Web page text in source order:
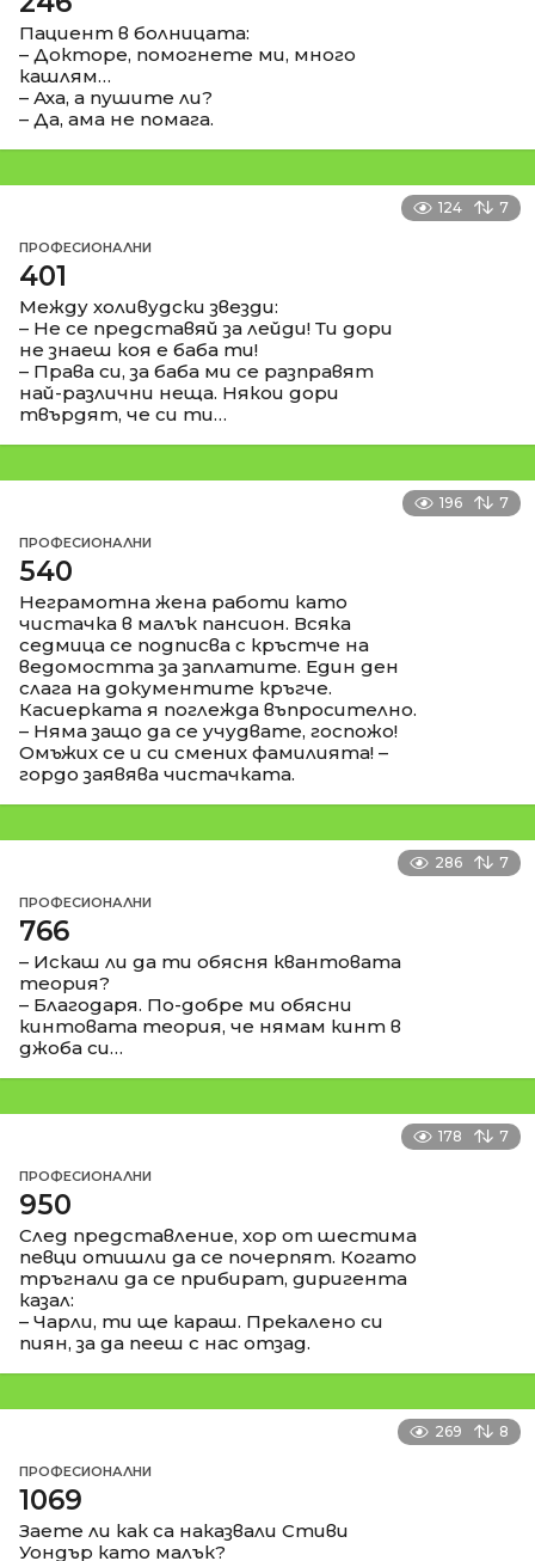
Пациент в болницата:
– Докторе, помогнете ми, много
кашлям…
– Аха, а пушите ли?
– Да, ама не помага.
124 7
ПРОФЕСИОНАЛНИ
401
Между холивудски звезди:
– Не се представяй за лейди! Ти дори
не знаеш коя е баба ти!
– Права си, за баба ми се разправят
най-различни неща. Някои дори
твърдят, че си ти…
196 7
ПРОФЕСИОНАЛНИ
540
Неграмотна жена работи като
чистачка в малък пансион. Всяка
седмица се подписва с кръстче на
ведомостта за заплатите. Един ден
слага на документите кръгче.
Касиерката я поглежда въпросително.
– Няма защо да се учудвате, госпожо!
Омъжих се и си смених фамилията! –
гордо заявява чистачката.
286 7
ПРОФЕСИОНАЛНИ
766
– Искаш ли да ти обясня квантовата
теория?
– Благодаря. По-добре ми обясни
кинтовата теория, че нямам кинт в
джоба си…
178 7
ПРОФЕСИОНАЛНИ
950
След представление, хор от шестима
певци отишли да се почерпят. Когато
тръгнали да се прибират, диригента
казал:
– Чарли, ти ще караш. Прекалено си
пиян, за да пееш с нас отзад.
269 8
ПРОФЕСИОНАЛНИ
1069
Заете ли как са наказвали Стиви
Уондър като малък?